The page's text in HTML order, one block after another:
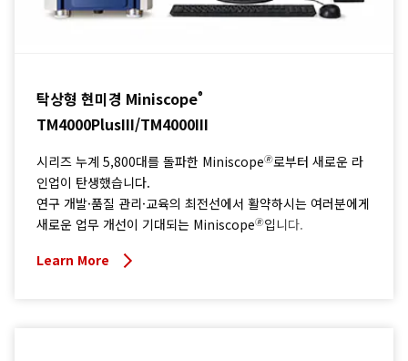
탁상형 현미경 Miniscope®
TM4000PlusIII/TM4000III
시리즈 누계 5,800대를 돌파한 Miniscope🄬로부터 새로운 라
인업이 탄생했습니다.
연구 개발·품질 관리·교육의 최전선에서 활약하시는 여러분에게
새로운 업무 개선이 기대되는 Miniscope🄬입니다.
Learn More